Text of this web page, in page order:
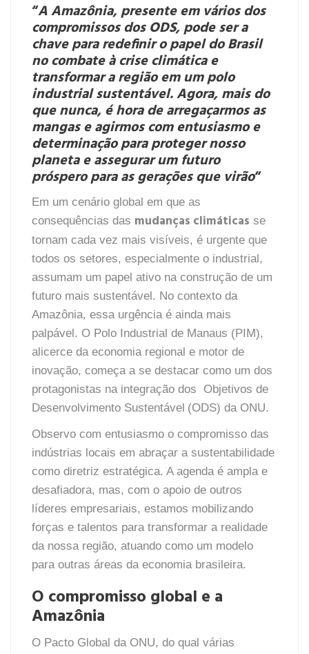
“A Amazônia, presente em vários dos
compromissos dos ODS, pode ser a
chave para redefinir o papel do Brasil
no combate à crise climática e
transformar a região em um polo
industrial sustentável. Agora, mais do
que nunca, é hora de arregaçarmos as
mangas e agirmos com entusiasmo e
determinação para proteger nosso
planeta e assegurar um futuro
próspero para as gerações que virão“
Em um cenário global em que as
consequências das mudanças climáticas se
tornam cada vez mais visíveis, é urgente que
todos os setores, especialmente o industrial,
assumam um papel ativo na construção de um
futuro mais sustentável. No contexto da
Amazônia, essa urgência é ainda mais
palpável. O Polo Industrial de Manaus (PIM),
alicerce da economia regional e motor de
inovação, começa a se destacar como um dos
protagonistas na integração dos Objetivos de
Desenvolvimento Sustentável (ODS) da ONU.
Observo com entusiasmo o compromisso das
indústrias locais em abraçar a sustentabilidade
como diretriz estratégica. A agenda é ampla e
desafiadora, mas, com o apoio de outros
líderes empresariais, estamos mobilizando
forças e talentos para transformar a realidade
da nossa região, atuando como um modelo
para outras áreas da economia brasileira.
O compromisso global e a
Amazônia
O Pacto Global da ONU, do qual várias